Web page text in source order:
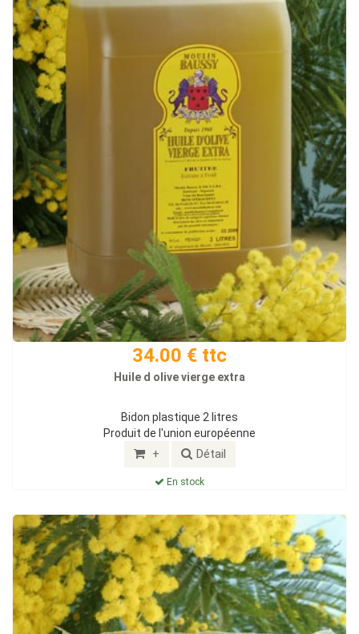
34.00 € ttc
Huile d olive vierge extra
Bidon plastique 2 litres
Produit de l'union européenne
+ Détail
En stock